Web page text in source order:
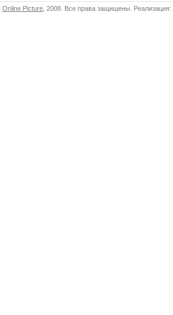
Online Picture , 2008. Все права защищены. Реализация: